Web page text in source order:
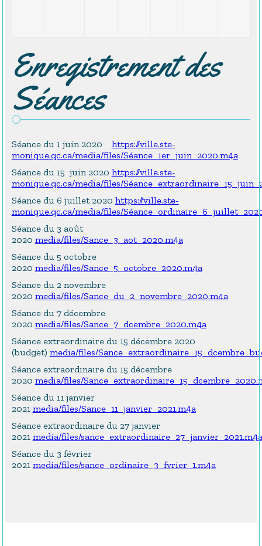
Enregistrement des
Séances
Séance du 1 juin 2020 https://ville.ste-
monique.qc.ca/media/files/Séance_1er_juin_2020.m4a
Séance du 15 juin 2020 https://ville.ste-
monique.qc.ca/media/files/
Séance du 6 juillet 2020 https://ville.ste-
monique.qc.ca/media/files/
Séance du 3 août
2020 media/files/Sance_3_aot_2020.m4a
Séance du 5 octobre
2020 media/files/Sance_5_octobre_2020.m4a
Séance du 2 novembre
2020 media/files/Sance_du_2_novembre_2020.m4a
Séance du 7 décembre
2020 media/files/Sance_7_dcembre_2020.m4a
Séance extraordinaire du 15 décembre 2020
(budget) media/files/
Séance extraordinaire du 15 décembre
2020 media/files/
Séance du 11 janvier
2021 media/files/Sance_11_janvier_2021.m4a
Séance extraordinaire du 27 janvier
2021 media/files/sance_extraordinaire_27_janvier_2021.m4a
Séance du 3 février
2021 media/files/sance_ordinaire_3_fvrier_1.m4a